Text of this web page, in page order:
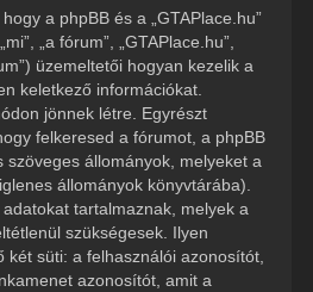
a phpBB és a „GTAPlace.hu”
„a fórum”, „GTAPlace.hu”,
üzemeltetői hogyan kezelik a
keletkező információkat.
jönnek létre. Egyrészt
felkeresed a fórumot, a phpBB
szöveges állományok, melyeket a
állományok könyvtárába).
tartalmaznak, melyek a
szükségesek. Ilyen
két süti: a felhasználói azonosítót,
azonosítót, amit a